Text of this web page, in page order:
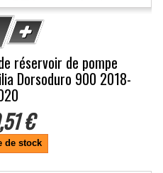
réservoir de pompe
Dorsoduro 900 2018-
€
de stock